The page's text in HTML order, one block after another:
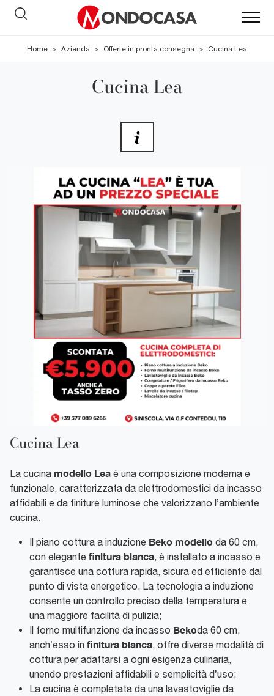
Home > Azienda > Offerte in pronta consegna > Cucina Lea
Cucina Lea
Cucina Lea
La cucina modello Lea è una composizione moderna e
funzionale, caratterizzata da elettrodomestici da incasso
affidabili e da finiture luminose che valorizzano l’ambiente
cucina.
Il piano cottura a induzione Beko modello da 60 cm,
con elegante finitura bianca, è installato a incasso e
garantisce una cottura rapida, sicura ed efficiente dal
punto di vista energetico. La tecnologia a induzione
consente un controllo preciso della temperatura e
una maggiore facilità di pulizia;
Il forno multifunzione da incasso Bekoda 60 cm,
anch’esso in finitura bianca, offre diverse modalità di
cottura per adattarsi a ogni esigenza culinaria,
unendo prestazioni affidabili e semplicità d’uso;
La cucina è completata da una lavastoviglie da